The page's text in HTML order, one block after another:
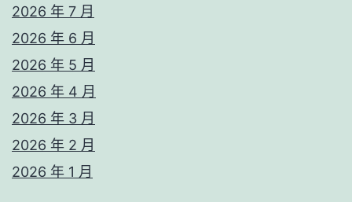
2026 年 7 月
2026 年 6 月
2026 年 5 月
2026 年 4 月
2026 年 3 月
2026 年 2 月
2026 年 1 月